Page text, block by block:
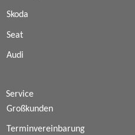
Skoda
Seat
Audi
Service
Großkunden
Terminvereinbarung